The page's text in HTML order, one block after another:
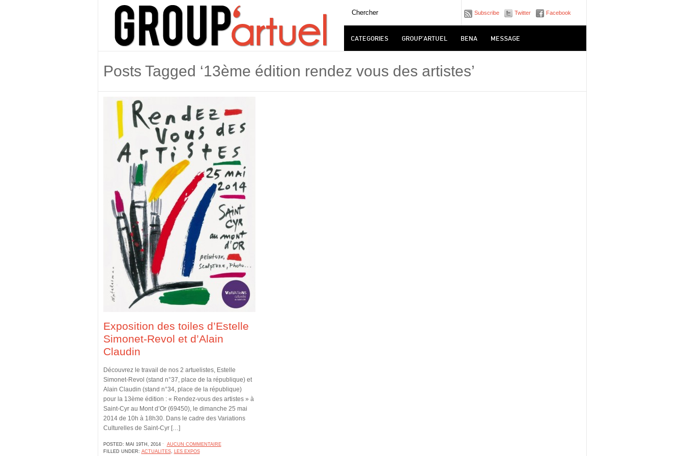
Subscribe Twitter Facebook
CATEGORIES GROUP’ARTUEL BENA MESSAGE
Posts Tagged ‘13ème édition rendez vous des artistes’
Exposition des toiles d’Estelle
Simonet-Revol et d’Alain
Claudin
Découvrez le travail de nos 2 artuelistes, Estelle
Simonet-Revol (stand n°37, place de la république) et
Alain Claudin (stand n°34, place de la république)
pour la 13ème édition : « Rendez-vous des artistes » à
Saint-Cyr au Mont d’Or (69450), le dimanche 25 mai
2014 de 10h à 18h30. Dans le cadre des Variations
Culturelles de Saint-Cyr […]
POSTED: MAI 19TH, 2014 ˑ AUCUN COMMENTAIRE
FILLED UNDER: ACTUALITES, LES EXPOS